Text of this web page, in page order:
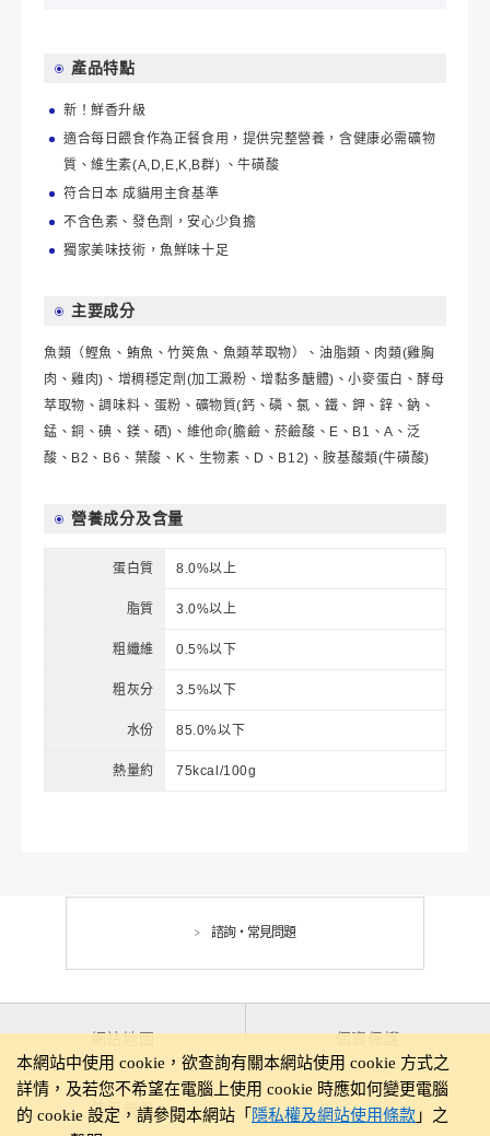
產品特點
新！鮮香升級
適合每日餵食作為正餐食用，提供完整營養，含健康必需礦物
質、維生素(A,D,E,K,B群) 、牛磺酸
符合日本 成貓用主食基準
不含色素、發色劑，安心少負擔
獨家美味技術，魚鮮味十足
主要成分
魚類（鰹魚、鮪魚、竹筴魚、魚類萃取物）、油脂類、肉類(雞胸
肉、雞肉)、增稠穩定劑(加工澱粉、增黏多醣體)、小麥蛋白、酵母
萃取物、調味料、蛋粉、礦物質(鈣、磷、氯、鐵、鉀、鋅、鈉、
錳、銅、碘、鎂、硒)、維他命(膽鹼、菸鹼酸、E、B1、A、泛
酸、B2、B6、葉酸、K、生物素、D、B12)、胺基酸類(牛磺酸)
營養成分及含量
蛋白質 8.0%以上
脂質 3.0%以上
粗纖維 0.5%以下
粗灰分 3.5%以下
水份 85.0%以下
熱量約 75kcal/100g
諮詢・常見問題
網站地圖 個資保護
使用規範
本網站中使用 cookie，欲查詢有關本網站使用 cookie 方式之
詳情，及若您不希望在電腦上使用 cookie 時應如何變更電腦
的 cookie 設定，請參閱本網站「 隱私權及網站使用條款 」之